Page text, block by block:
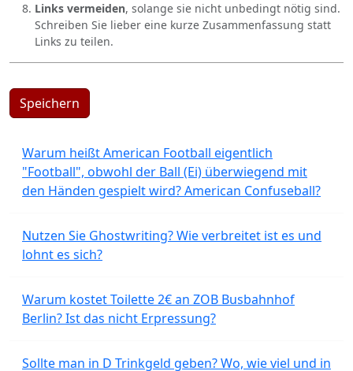
Links vermeiden, solange sie nicht unbedingt nötig sind.
Schreiben Sie lieber eine kurze Zusammenfassung statt
Links zu teilen.
Speichern
Warum heißt American Football eigentlich
"Football", obwohl der Ball (Ei) überwiegend mit
den Händen gespielt wird? American Confuseball?
Nutzen Sie Ghostwriting? Wie verbreitet ist es und
lohnt es sich?
Warum kostet Toilette 2€ an ZOB Busbahnhof
Berlin? Ist das nicht Erpressung?
Sollte man in D Trinkgeld geben? Wo, wie viel und in